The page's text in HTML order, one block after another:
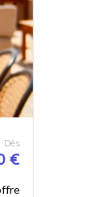
Dès
€